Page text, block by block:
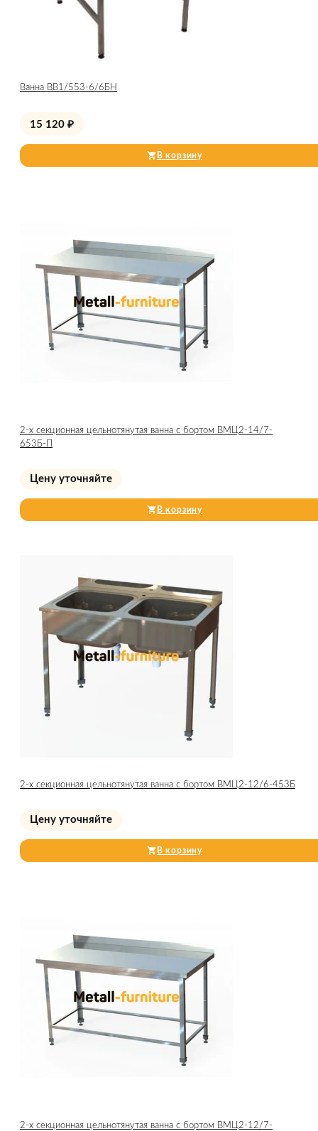
Ванна ВВ1/553-6/6БН
15 120 ₽
В корзину
2-х секционная цельнотянутая ванна с бортом ВМЦ2-14/7-
653Б-П
Цену уточняйте
В корзину
2-х секционная цельнотянутая ванна с бортом ВМЦ2-12/6-453Б
Цену уточняйте
В корзину
2-х секционная цельнотянутая ванна с бортом ВМЦ2-12/7-